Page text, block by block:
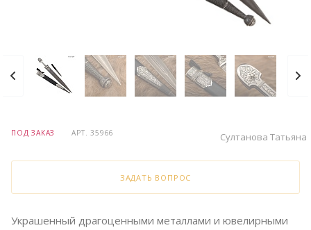
ПОД ЗАКАЗ АРТ.35966 Султанова Татьяна
ЗАДАТЬ ВОПРОС
Украшенный драгоценными металлами и ювелирными